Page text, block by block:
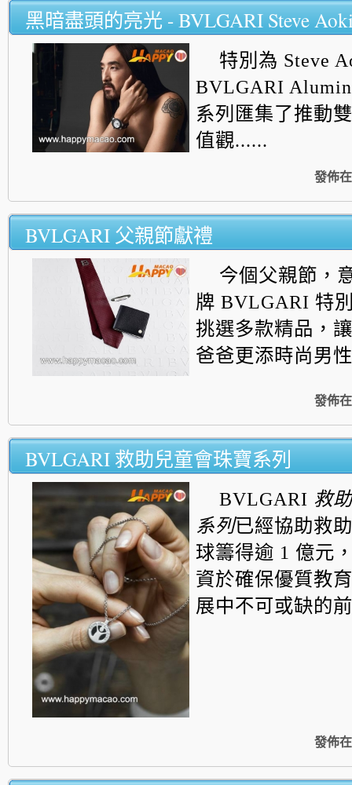
黑暗盡頭的亮光 - BVLGARI Steve
特別為 Steve
BVLGARI
系列匯集了推動
值觀......
發佈在
BVLGARI 父親節獻禮
今個父親節，
牌 BVLGARI 特
挑選多款精品，
爸爸更添時尚男
發佈在
BVLGARI 救助兒童會珠寶系列
BVLGARI 救
系列已經協助救
球籌得逾 1 億元
資於確保優質教
展中不可或缺的
發佈在